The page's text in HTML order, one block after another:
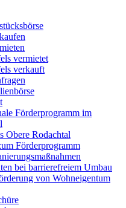
vermietet
verkauft
Förderprogramm im
Obere Rodachtal
Förderprogramm
bei barrierefreiem Umbau
von Wohneigentum